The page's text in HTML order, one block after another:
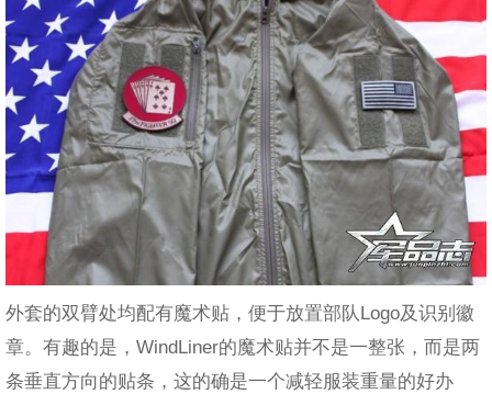
外套的双臂处均配有魔术贴，便于放置部队Logo及识别徽
章。有趣的是，WindLiner的魔术贴并不是一整张，而是两
条垂直方向的贴条，这的确是一个减轻服装重量的好办